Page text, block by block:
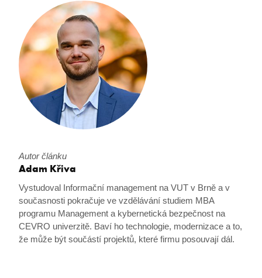
Autor článku
Adam Křiva
Vystudoval Informační management na VUT v Brně a v
současnosti pokračuje ve vzdělávání studiem MBA
programu Management a kybernetická bezpečnost na
CEVRO univerzitě. Baví ho technologie, modernizace a to,
že může být součástí projektů, které firmu posouvají dál.
stsservicecookie
MSPRequ
SRM_L .c.bing.com